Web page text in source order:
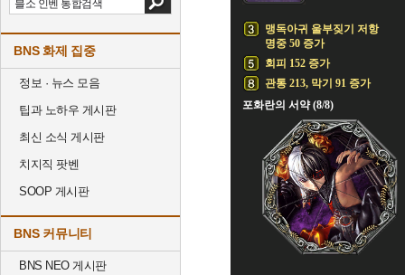
BNS 화제 집중
정보 · 뉴스 모음
팁과 노하우 게시판
최신 소식 게시판
치지직 팟벤
SOOP 게시판
BNS 커뮤니티
BNS NEO 게시판
맹독아귀 울부짖기 저항
명중 50 증가
회피 152 증가
관통 213, 막기 91 증가
포화란의 서약 (8/8)